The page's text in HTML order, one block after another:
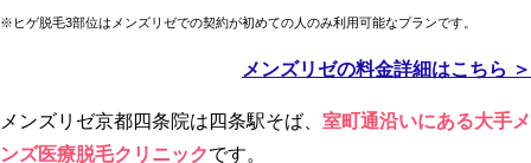
※ヒゲ脱毛3部位はメンズリゼでの契約が初めての人のみ利用可能なプランです。
メンズリゼの料金詳細はこちら ＞
メンズリゼ京都四条院は四条駅そば、 室町通沿いにある大手メ
ンズ医療脱毛クリニックです。